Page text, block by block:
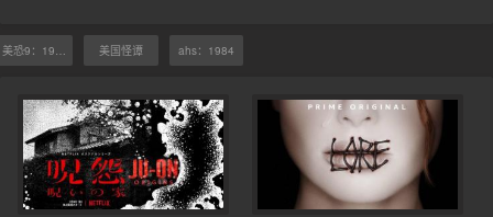
美恐9：1984 美国怪谭 ahs：1984